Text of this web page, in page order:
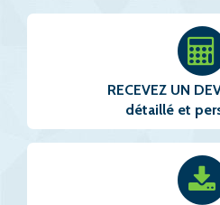
RECEVEZ UN
détaillé et